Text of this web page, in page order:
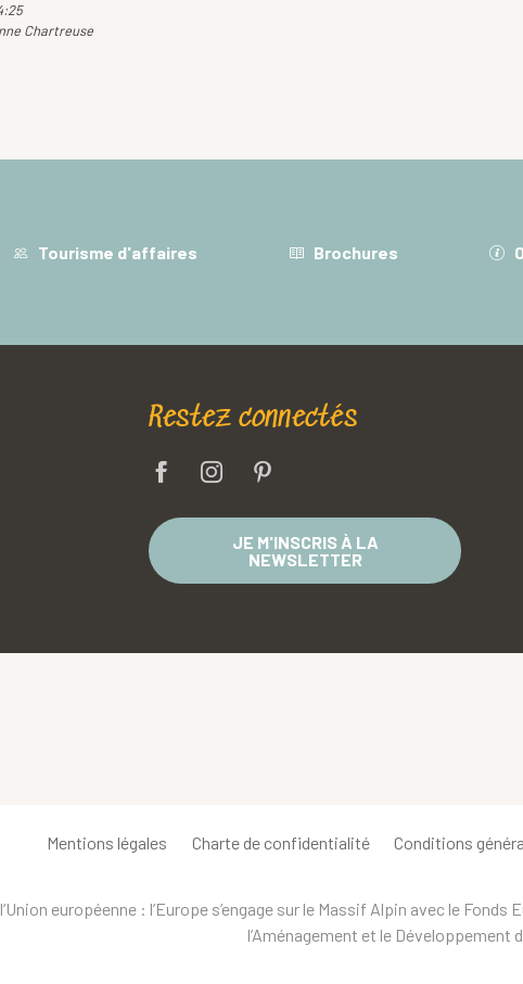
Chartreuse
Tourisme d'affaires Brochures
Restez connectés
JE M'INSCRIS À LA
NEWSLETTER
Mentions légales Charte de confidentialité Conditions
européenne : l’Europe s’engage sur le Massif Alpin avec le
l’Aménagement et le Développement